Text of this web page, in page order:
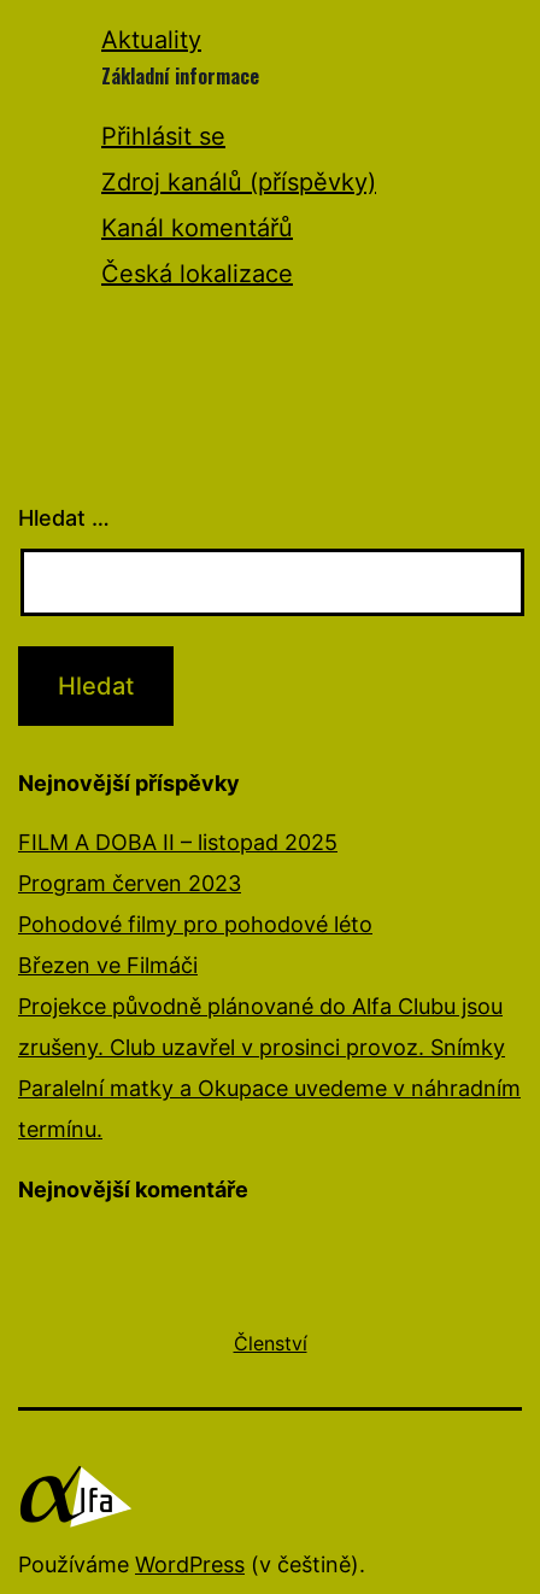
Aktuality
Základní informace
Přihlásit se
Zdroj kanálů (příspěvky)
Kanál komentářů
Česká lokalizace
Hledat …
Nejnovější příspěvky
FILM A DOBA II – listopad 2025
Program červen 2023
Pohodové filmy pro pohodové léto
Březen ve Filmáči
Projekce původně plánované do Alfa Clubu jsou
zrušeny. Club uzavřel v prosinci provoz. Snímky
Paralelní matky a Okupace uvedeme v náhradním
termínu.
Nejnovější komentáře
Členství
Používáme WordPress (v češtině).